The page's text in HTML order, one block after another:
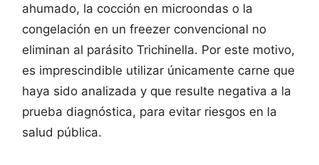
ahumado, la cocción en microondas o la
congelación en un freezer convencional no
eliminan al parásito Trichinella. Por este motivo,
es imprescindible utilizar únicamente carne que
haya sido analizada y que resulte negativa a la
prueba diagnóstica, para evitar riesgos en la
salud pública.